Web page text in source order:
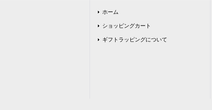
ホーム
ショッピングカート
ギフトラッピングについて